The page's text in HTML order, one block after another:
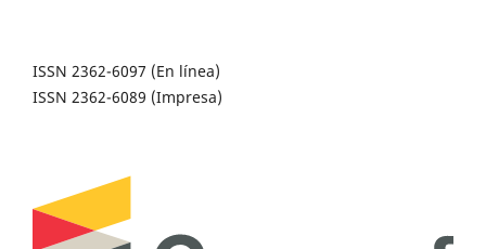
ISSN 2362-6097 (En línea)
ISSN 2362-6089 (Impresa)